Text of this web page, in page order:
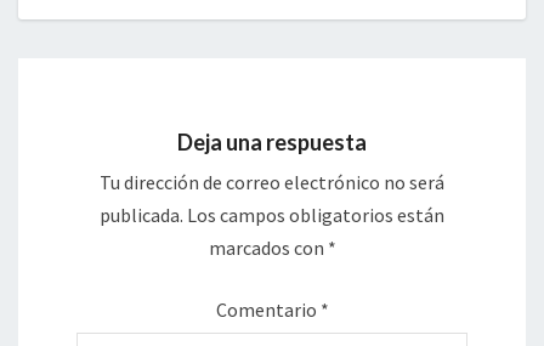
Deja una respuesta
Tu dirección de correo electrónico no será
publicada. Los campos obligatorios están
marcados con *
Comentario *